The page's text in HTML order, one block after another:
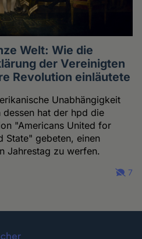
Welt: Wie die
der Vereinigten
Revolution einläutete
Unabhängigkeit
hat der hpd die
"Americans United for
State" gebeten, einen
Jahrestag zu werfen.
7